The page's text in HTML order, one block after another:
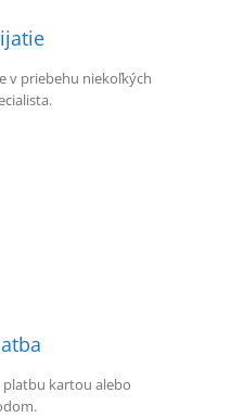
v priebehu niekoľkých
kartou alebo